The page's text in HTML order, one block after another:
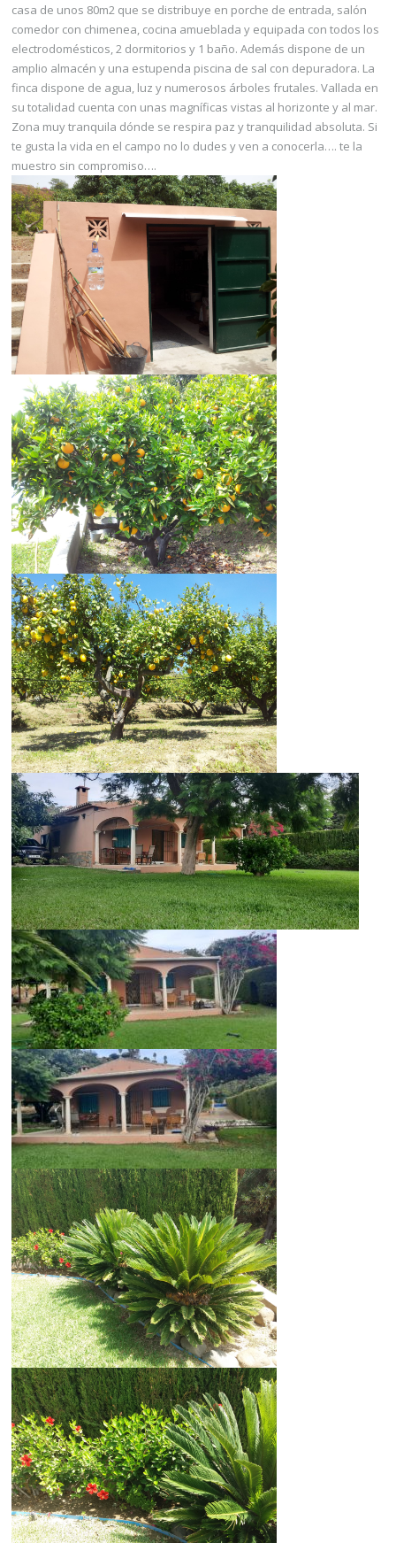
casa de unos 80m2 que se distribuye en porche de entrada, salón
comedor con chimenea, cocina amueblada y equipada con todos los
electrodomésticos, 2 dormitorios y 1 baño. Además dispone de un
amplio almacén y una estupenda piscina de sal con depuradora. La
finca dispone de agua, luz y numerosos árboles frutales. Vallada en
su totalidad cuenta con unas magníficas vistas al horizonte y al mar.
Zona muy tranquila dónde se respira paz y tranquilidad absoluta. Si
te gusta la vida en el campo no lo dudes y ven a conocerla…. te la
muestro sin compromiso….